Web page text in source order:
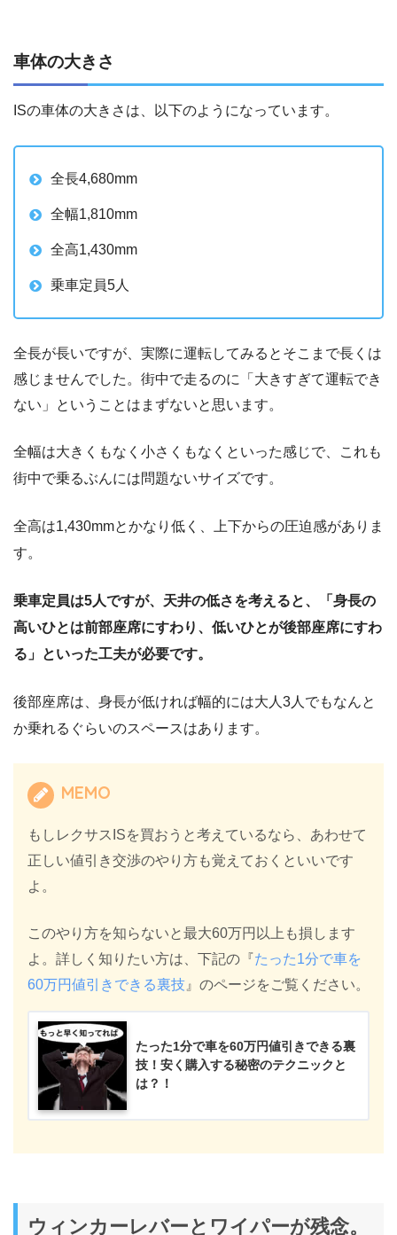
車体の大きさ
ISの車体の大きさは、以下のようになっています。
全長4,680mm
全幅1,810mm
全高1,430mm
乗車定員5人
全長が長いですが、実際に運転してみるとそこまで長くは
感じませんでした。街中で走るのに「大きすぎて運転でき
ない」ということはまずないと思います。
全幅は大きくもなく小さくもなくといった感じで、これも
街中で乗るぶんには問題ないサイズです。
全高は1,430mmとかなり低く、上下からの圧迫感がありま
す。
乗車定員は5人ですが、天井の低さを考えると、「身長の
高いひとは前部座席にすわり、低いひとが後部座席にすわ
る」といった工夫が必要です。
後部座席は、身長が低ければ幅的には大人3人でもなんと
か乗れるぐらいのスペースはあります。
MEMO
もしレクサスISを買おうと考えているなら、あわせて
正しい値引き交渉のやり方も覚えておくといいです
よ。
このやり方を知らないと最大60万円以上も損します
よ。詳しく知りたい方は、下記の『 たった1分で車を
60万円値引きできる裏技』のページをご覧ください。
たった1分で車を60万円値引きできる裏
技！安く購入する秘密のテクニックと
は？！
ウィンカーレバーとワイパーが残念。